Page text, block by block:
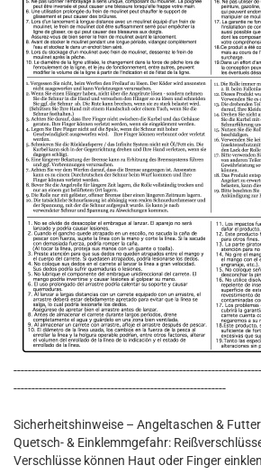
-----------------------------------------------------------
Sicherheitshinweise – Angeltaschen &
Quetsch- & Einklemmgefahr:
Verschlüsse können Haut oder Finger